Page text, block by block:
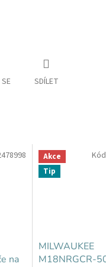
SDÍLET
na
Akce
Tip
MILWAUKEE
M18NRGCR-